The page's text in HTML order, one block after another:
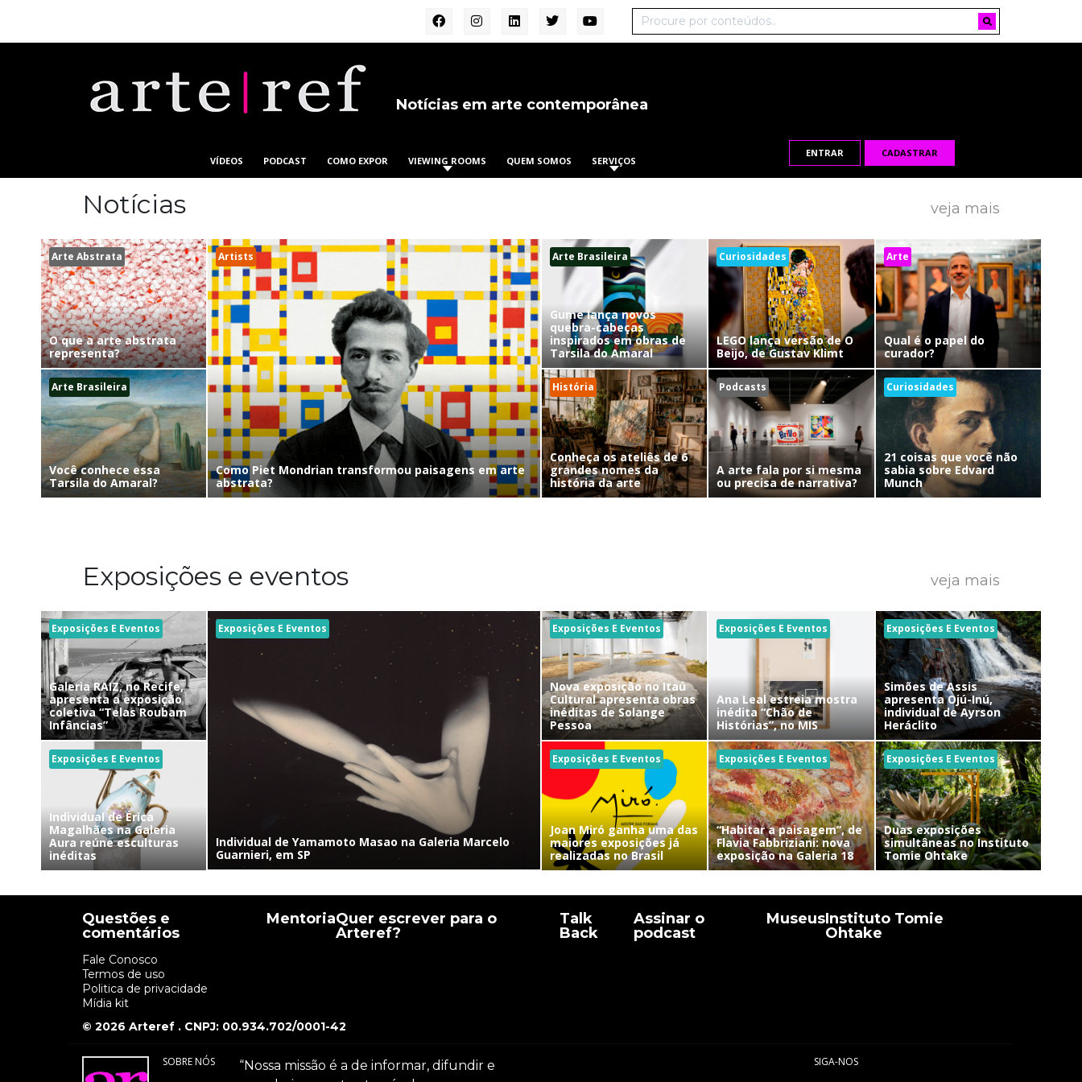
Notícias em arte contemporânea
VÍDEOS PODCAST COMO EXPOR VIEWING ROOMS QUEM SOMOS SERVIÇOS
ENTRAR CADASTRAR
Notícias veja mais
Arte Abstrata
O que a arte abstrata
representa?
Arte Brasileira
Você conhece essa
Tarsila do Amaral?
Artists
Como Piet Mondrian transformou paisagens em arte
abstrata?
Arte Brasileira
Gume lança novos
quebra-cabeças
inspirados em obras de
Tarsila do Amaral
Curiosidades
LEGO lança versão de O
Beijo, de Gustav Klimt
Arte
Qual é o papel do
curador?
História
Conheça os ateliês de 6
grandes nomes da
história da arte
Podcasts
A arte fala por si mesma
ou precisa de narrativa?
Curiosidades
21 coisas que você não
sabia sobre Edvard
Munch
Exposições e eventos veja mais
Exposições E Eventos
Galeria RAIZ, no Recife,
apresenta a exposição
coletiva “Telas Roubam
Infâncias”
Exposições E Eventos
Individual de Érica
Magalhães na Galeria
Aura reúne esculturas
inéditas
Exposições E Eventos
Individual de Yamamoto Masao na Galeria Marcelo
Guarnieri, em SP
Exposições E Eventos
Nova exposição no Itaú
Cultural apresenta obras
inéditas de Solange
Pessoa
Exposições E Eventos
Ana Leal estreia mostra
inédita “Chão de
Histórias”, no MIS
Exposições E Eventos
Simões de Assis
apresenta Ojú-Inú,
individual de Ayrson
Heráclito
Exposições E Eventos
Joan Miró ganha uma das
maiores exposições já
realizadas no Brasil
Exposições E Eventos
“Habitar a paisagem”, de
Flavia Fabbriziani: nova
exposição na Galeria 18
Exposições E Eventos
Duas exposições
simultâneas no Instituto
Tomie Ohtake
Questões e
comentários
Fale Conosco
Termos de uso
Politica de privacidade
Mídia kit
MentoriaQuer escrever para o
Arteref?
Talk
Back
Assinar o
podcast
MuseusInstituto Tomie
Ohtake
© 2026 Arteref . CNPJ: 00.934.702/0001-42
SOBRE NÓS
“Nossa missão é a de informar, difundir e
SIGA-NOS